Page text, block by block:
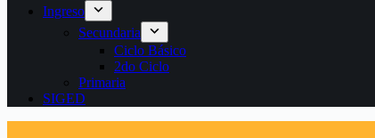
Ingreso
Secundaria
Ciclo Básico
2do Ciclo
Primaria
SIGED